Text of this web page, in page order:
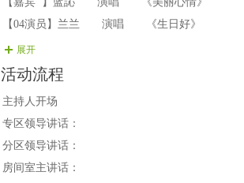
【04演员】兰兰 演唱 《生日好》
第二篇章 相知在浓情似火
【嘉宾 】雪莲 演唱 《路越走越宽》
展开
活动流程
主持人开场
专区领导讲话：
分区领导讲话：
房间室主讲话：